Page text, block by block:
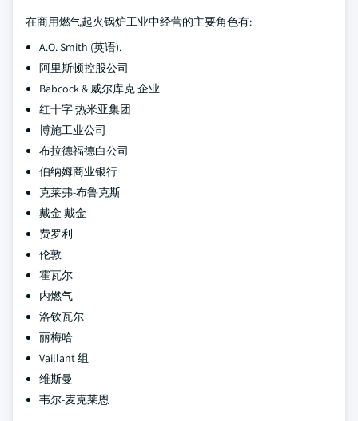
在商用燃气起火锅炉工业中经营的主要角色有:
A.O. Smith (英语).
阿里斯顿控股公司
Babcock & 威尔库克 企业
红十字 热米亚集团
博施工业公司
布拉德福德白公司
伯纳姆商业银行
克莱弗-布鲁克斯
戴金 戴金
费罗利
伦敦
霍瓦尔
内燃气
洛钦瓦尔
丽梅哈
Vaillant 组
维斯曼
韦尔-麦克莱恩